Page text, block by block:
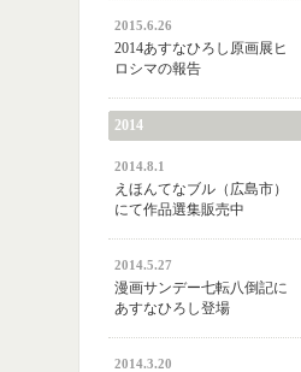
2015.6.26
2014あすなひろし原画展ヒ
ロシマの報告
2014
2014.8.1
えほんてなブル（広島市）
にて作品選集販売中
2014.5.27
漫画サンデー七転八倒記に
あすなひろし登場
2014.3.20